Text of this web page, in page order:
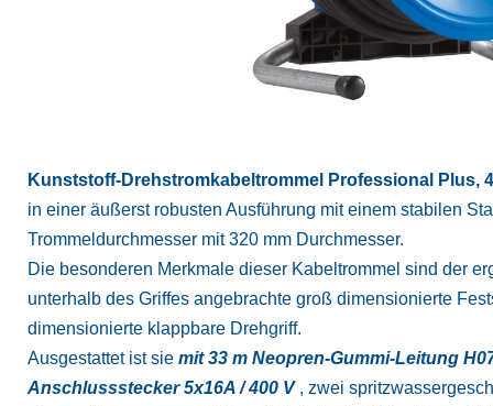
Kunststoff-Drehstromkabeltrommel Professional Plus,
in einer äußerst robusten Ausführung mit einem stabilen
Trommeldurchmesser mit 320 mm Durchmesser.
Die besonderen Merkmale dieser Kabeltrommel sind der
unterhalb des Griffes angebrachte groß dimensionierte
dimensionierte klappbare Drehgriff.
Ausgestattet ist sie mit 33 m Neopren-Gummi-Leitung
Anschlussstecker 5x16A / 400 V, zwei